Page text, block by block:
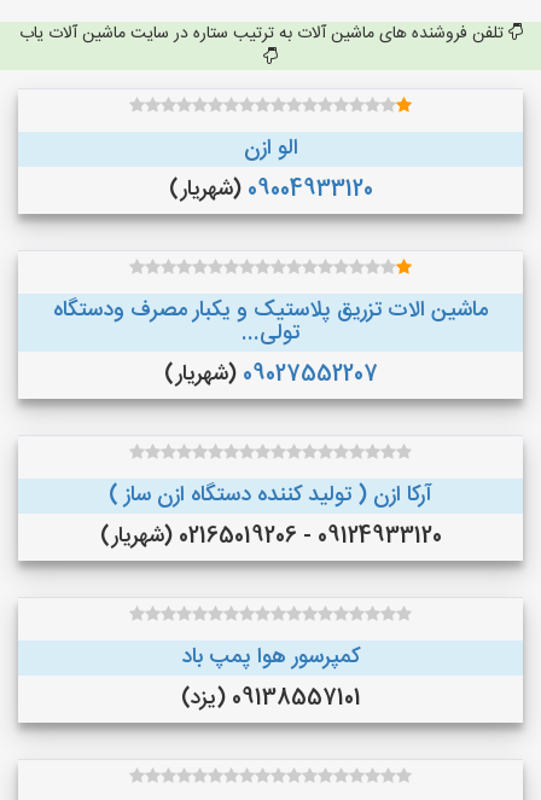
تلفن فروشنده های ماشین آلات به ترتیب ستاره در سایت ماشین آلات یاب
الو ازن
09004933120 (شهریار)
ماشین الات تزریق پلاستیک و یکبار مصرف ودستگاه
تولی...
09027552207 (شهریار)
آرکا ازن ( تولید کننده دستگاه ازن ساز )
09124933120 - 02165019206 (شهریار)
کمپرسور هوا پمپ باد
09138557101 (یزد)